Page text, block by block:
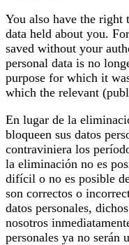
You also have the right
data held about you.
saved without your
personal data is no
purpose for which it
which the relevant
En lugar de la
bloqueen sus datos
contraviniera los
la eliminación no es
difícil o no es posible
son correctos o
datos personales,
nosotros
personales ya no serán